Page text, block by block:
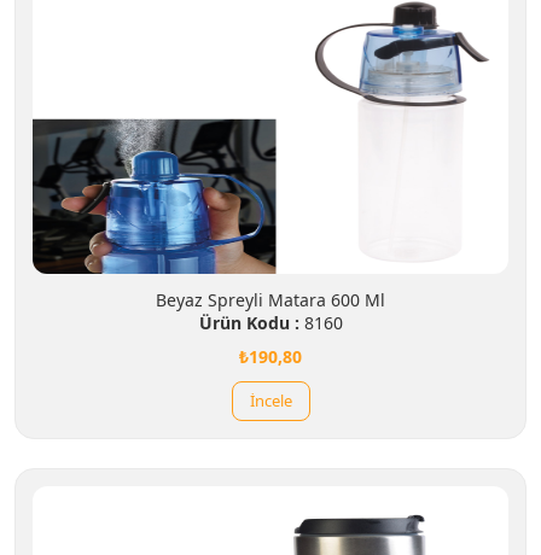
Beyaz Spreyli Matara 600 Ml
Ürün Kodu : 8160
₺190,80
İncele